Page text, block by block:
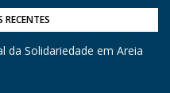
da Solidariedade em Areia